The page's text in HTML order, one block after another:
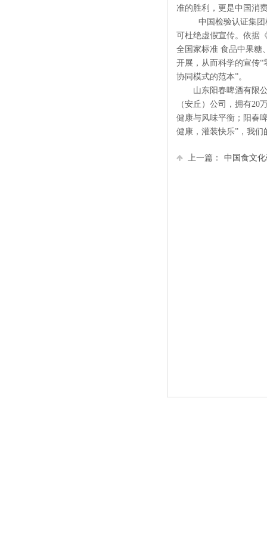
准的胜利，更是中国消
中国检验认证集
可杜绝虚假宣传。依据
全国家标准 食品中果糖
开展，从而科学的宣传“
协同模式的范本”。
山东阳春啤酒有限
（安丘）公司，拥有20
健康与风味平衡；阳春
健康，灌装快乐”，我们
上一篇： 中国食文